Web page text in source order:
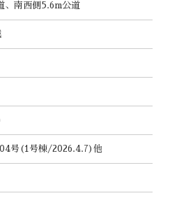
、南西側5.6m公道
号(1号棟/2026.4.7)他